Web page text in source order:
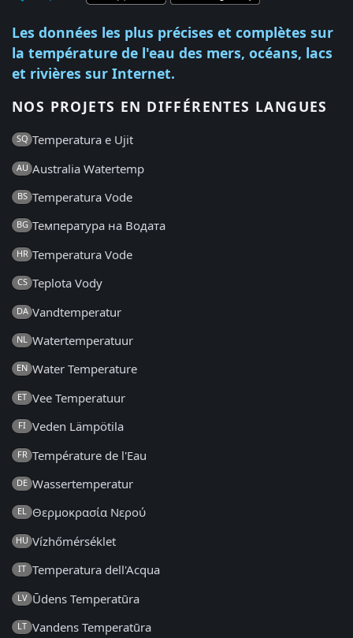
Les données les plus précises et complètes sur
la température de l'eau des mers, océans, lacs
et rivières sur Internet.
NOS PROJETS EN DIFFÉRENTES LANGUES
SQ Temperatura e Ujit
AU Australia Watertemp
BS Temperatura Vode
BG Температура на Водата
HR Temperatura Vode
CS Teplota Vody
DA Vandtemperatur
NL Watertemperatuur
EN Water Temperature
ET Vee Temperatuur
FI Veden Lämpötila
FR Température de l'Eau
DE Wassertemperatur
EL Θερμοκρασία Νερού
HU Vízhőmérséklet
IT Temperatura dell'Acqua
LV Ūdens Temperatūra
LT Vandens Temperatūra